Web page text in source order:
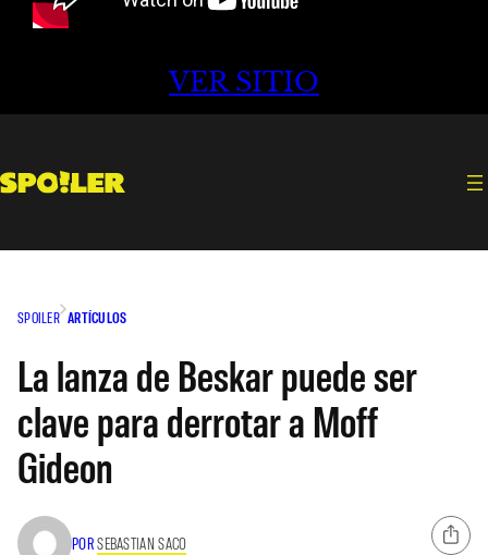
VER SITIO
SPOILER ARTÍCULOS
La lanza de Beskar puede ser
clave para derrotar a Moff
Gideon
PORSEBASTIAN SACO